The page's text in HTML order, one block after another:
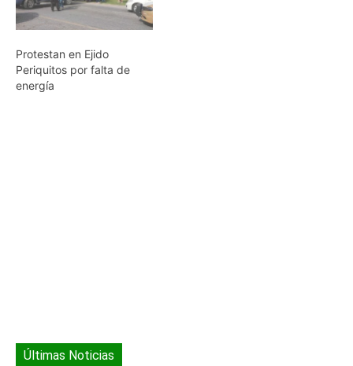
Protestan en Ejido
Periquitos por falta de
energía
Últimas Noticias